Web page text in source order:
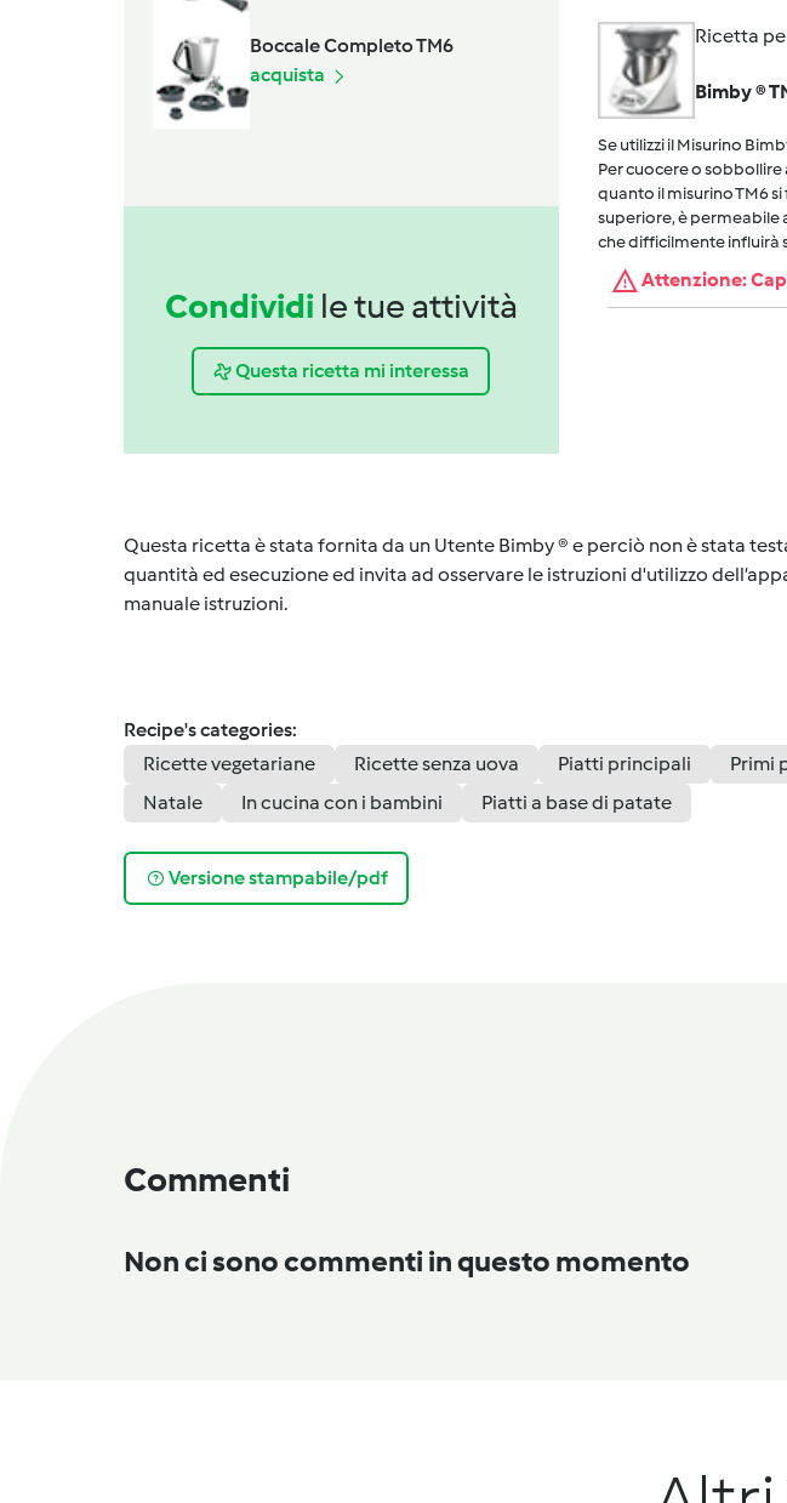
Boccale Completo TM6
acquista
Condividi le tue attività
Questa ricetta mi interessa
Ricetta
Bimby ®
Se utilizzi il Misurino
Per cuocere o sobbollire
quanto il misurino TM6
superiore, è permeabile
che difficilmente influirà
Attenzione:
Questa ricetta è stata fornita da un Utente Bimby ® e perciò non è stata
quantità ed esecuzione ed invita ad osservare le istruzioni d'utilizzo
manuale istruzioni.
Recipe's categories:
Ricette vegetariane
Ricette senza uova Piatti principali Primi
Natale
In cucina con i bambini Piatti a base di patate
Versione stampabile/pdf
Commenti
Non ci sono commenti in questo momento